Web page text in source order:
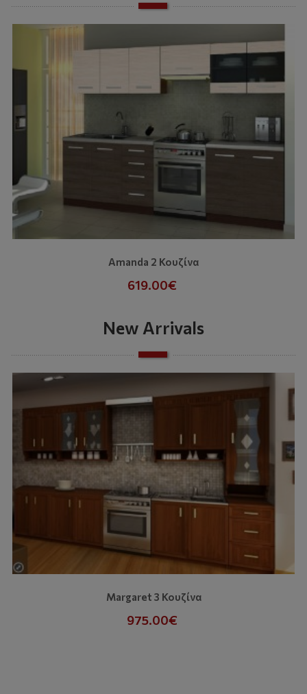
Amanda 2 Κουζίνα
619.00€
New Arrivals
Margaret 3 Κουζίνα
975.00€